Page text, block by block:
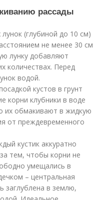
рассады
(глубиной до 10 см)
не менее 30 см
лунку добавляют
количествах. Перед
водой.
кустов в грунт
корни клубники в воде
их обмакивают в жидкую
от преждевременного
кустик аккуратно
тем, чтобы корни не
умещались в
– центральная
заглублена в землю,